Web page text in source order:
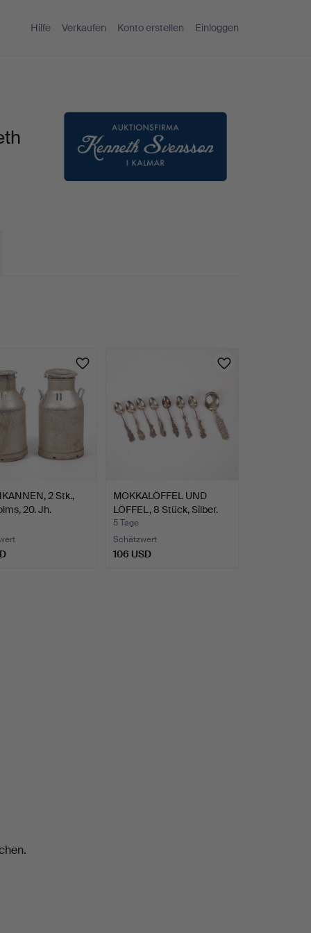
Hilfe Verkaufen Konto erstellen Einloggen
2 Stk.,
20. Jh.
MOKKALÖFFEL UND
LÖFFEL, 8 Stück, Silber.
5 Tage
Schätzwert
106 USD